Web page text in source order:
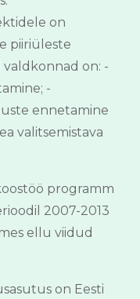
on
piiriüleste
on: -
-
ennetamine
valitsemistava
programm
2007-2013
ellu viidud
on Eesti